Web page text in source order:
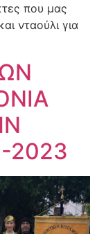
που μας
νταούλι για
2023